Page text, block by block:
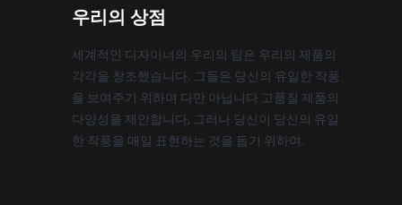
우리의 상점
세계적인 디자이너의 우리의 팀은 우리의 제품의
각각을 창조했습니다. 그들은 당신의 유일한 작풍
을 보여주기 위하여 다만 아닙니다 고품질 제품의
다양성을 제안합니다, 그러나 당신이 당신의 유일
한 작풍을 매일 표현하는 것을 돕기 위하여.